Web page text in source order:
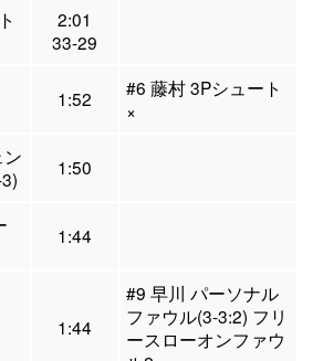
2:01
33-29
1:52
#6 藤村 3Pシュート
×
1:50
1:44
1:44
#9 早川 パーソナル
ファウル(3-3:2) フリ
ースローオンファウ